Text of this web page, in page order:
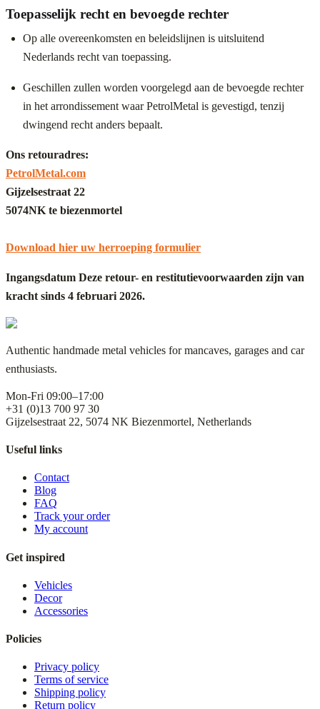
Toepasselijk recht en bevoegde rechter
Op alle overeenkomsten en beleidslijnen is uitsluitend
Nederlands recht van toepassing.
Geschillen zullen worden voorgelegd aan de bevoegde rechter
in het arrondissement waar PetrolMetal is gevestigd, tenzij
dwingend recht anders bepaalt.
Ons retouradres:
PetrolMetal.com
Gijzelsestraat 22
5074NK te biezenmortel
Download hier uw herroeping formulier
Ingangsdatum Deze retour- en restitutievoorwaarden zijn van
kracht sinds 4 februari 2026.
Authentic handmade metal vehicles for mancaves, garages and car
enthusiasts.
Mon-Fri 09:00–17:00
+31 (0)13 700 97 30
Gijzelsestraat 22, 5074 NK Biezenmortel, Netherlands
Useful links
Contact
Blog
FAQ
Track your order
My account
Get inspired
Vehicles
Decor
Accessories
Policies
Privacy policy
Terms of service
Shipping policy
Return policy